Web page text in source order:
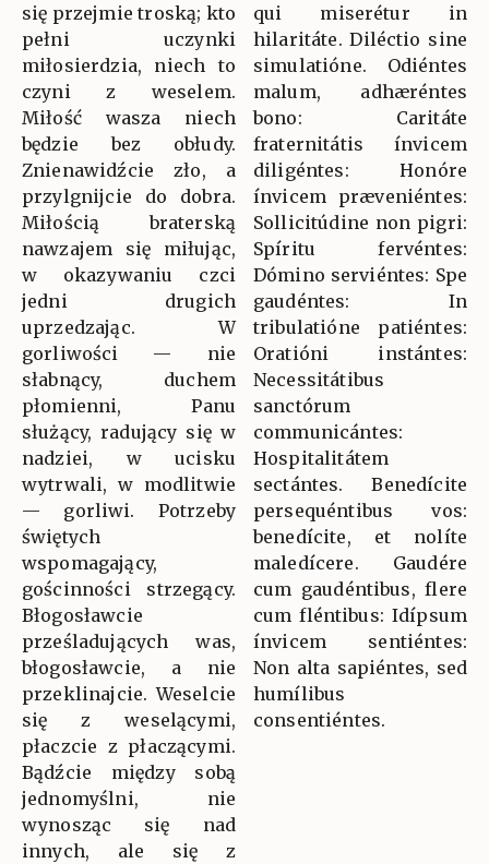
się przejmie troską; kto
pełni uczynki
miłosierdzia, niech to
czyni z weselem.
Miłość wasza niech
będzie bez obłudy.
Znienawidźcie zło, a
przylgnijcie do dobra.
Miłością braterską
nawzajem się miłując,
w okazywaniu czci
jedni drugich
uprzedzając. W
gorliwości — nie
słabnący, duchem
płomienni, Panu
służący, radujący się w
nadziei, w ucisku
wytrwali, w modlitwie
— gorliwi. Potrzeby
świętych
wspomagający,
gościnności strzegący.
Błogosławcie
prześladujących was,
błogosławcie, a nie
przeklinajcie. Weselcie
się z weselącymi,
płaczcie z płaczącymi.
Bądźcie między sobą
jednomyślni, nie
wynosząc się nad
innych, ale się z
qui miserétur in
hilaritáte. Diléctio sine
simulatióne. Odiéntes
malum, adhæréntes
bono: Caritáte
fraternitátis ínvicem
diligéntes: Honóre
ínvicem præveniéntes:
Sollicitúdine non pigri:
Spíritu fervéntes:
Dómino serviéntes: Spe
gaudéntes: In
tribulatióne patiéntes:
Oratióni instántes:
Necessitátibus
sanctórum
communicántes:
Hospitalitátem
sectántes. Benedícite
persequéntibus vos:
benedícite, et nolíte
maledícere. Gaudére
cum gaudéntibus, flere
cum fléntibus: Idípsum
ínvicem sentiéntes:
Non alta sapiéntes, sed
humílibus
consentiéntes.